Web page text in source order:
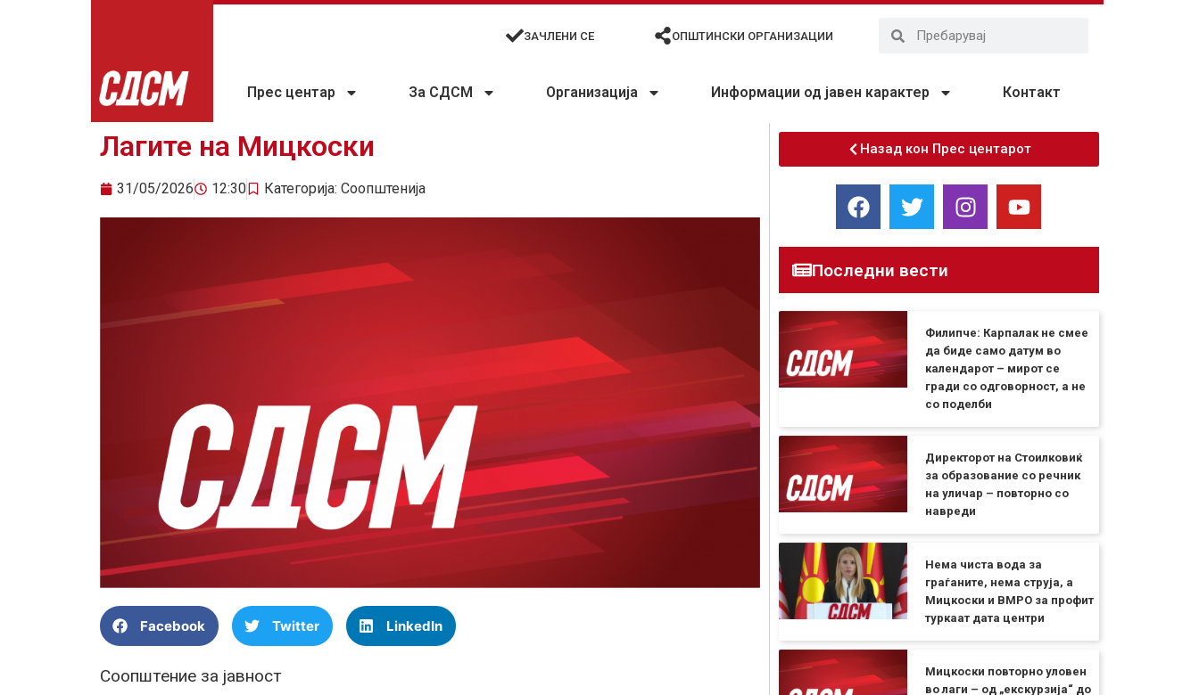
ЗАЧЛЕНИ СЕ ОПШТИНСКИ ОРГАНИЗАЦИИ
Прес центар За СДСМ Организација Информации од јавен карактер Контакт
Лагите на Мицкоски
31/05/2026 12:30 Категорија: Соопштенија
Facebook Twitter LinkedIn
Соопштение за јавност
Назад кон Прес центарот
Последни вести
Филипче: Карпалак не смее
да биде само датум во
календарот – мирот се
гради со одговорност, а не
со поделби
Директорот на Стоилковиќ
за образование со речник
на уличар – повторно со
навреди
Нема чиста вода за
граѓаните, нема струја, а
Мицкоски и ВМРО за профит
туркаат дата центри
Мицкоски повторно уловен
во лаги – од „екскурзија“ до